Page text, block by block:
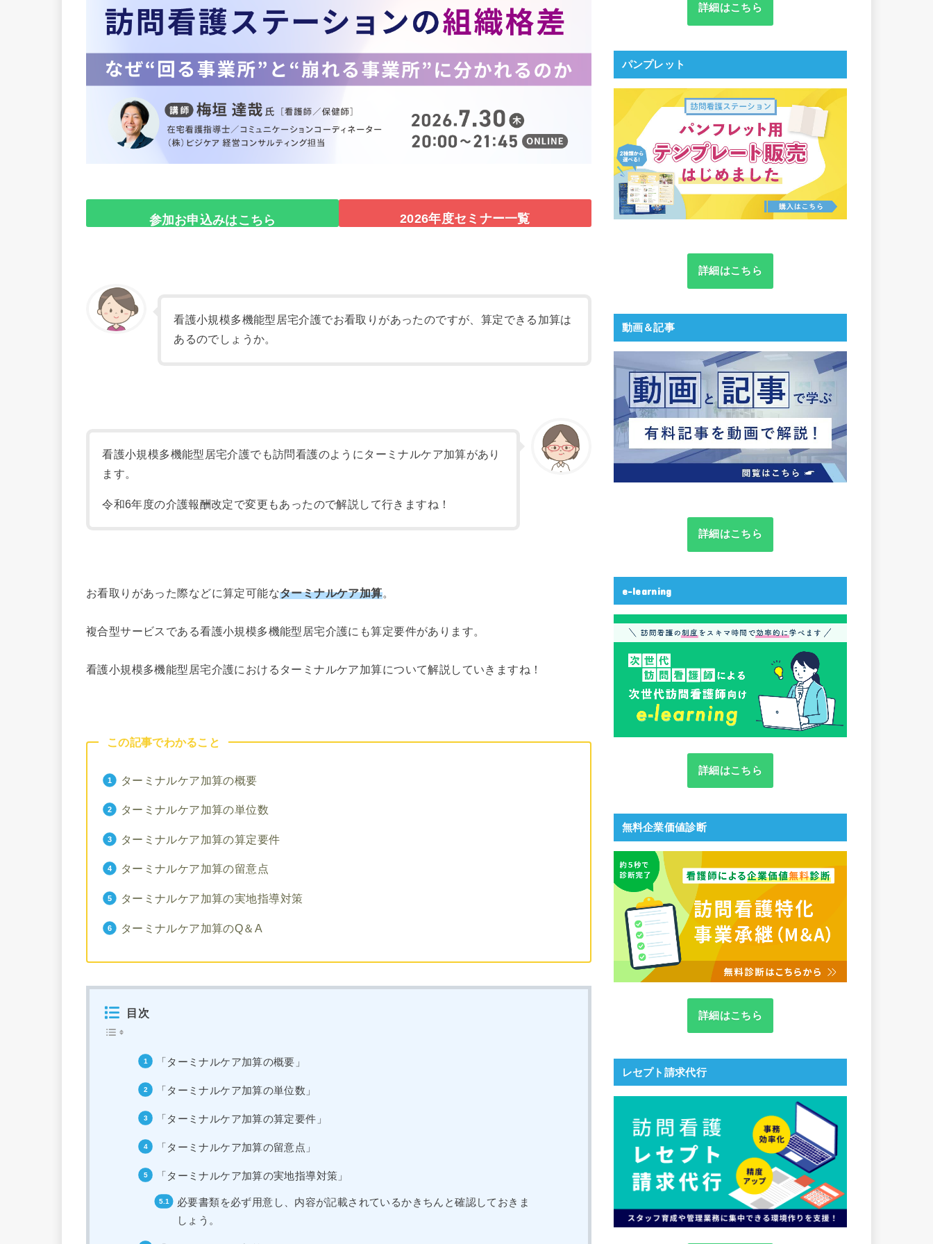
参加お申込みはこちら 2026年度セミナー一覧
看護小規模多機能型居宅介護でお看取りがあったのですが、算定できる加算は
あるのでしょうか。
看護小規模多機能型居宅介護でも訪問看護のようにターミナルケア加算があり
ます。
令和6年度の介護報酬改定で変更もあったので解説して行きますね！
お看取りがあった際などに算定可能なターミナルケア加算。
複合型サービスである看護小規模多機能型居宅介護にも算定要件があります。
看護小規模多機能型居宅介護におけるターミナルケア加算について解説していきますね！
この記事でわかること
ターミナルケア加算の概要
ターミナルケア加算の単位数
ターミナルケア加算の算定要件
ターミナルケア加算の留意点
ターミナルケア加算の実地指導対策
ターミナルケア加算のQ＆A
目次
「ターミナルケア加算の概要」
「ターミナルケア加算の単位数」
「ターミナルケア加算の算定要件」
「ターミナルケア加算の留意点」
「ターミナルケア加算の実地指導対策」
必要書類を必ず用意し、内容が記載されているかきちんと確認しておきま
しょう。
詳細はこちら
パンプレット
詳細はこちら
動画＆記事
詳細はこちら
e-learning
詳細はこちら
無料企業価値診断
詳細はこちら
レセプト請求代行